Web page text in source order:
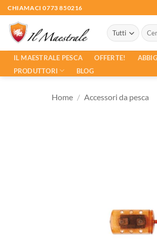
Salta
ai
contenuti
CHIAMACI 0773 850216
Cerca:
IL MAESTRALE PESCA OFFERTE!
PRODUTTORI
BLOG
Home / Accessori da pesca